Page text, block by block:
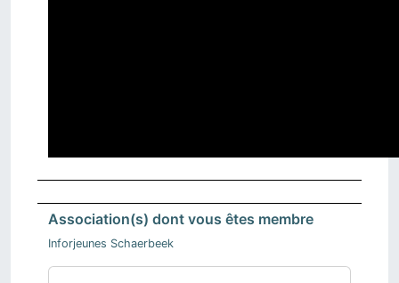
Association(s) dont vous êtes membre
Inforjeunes Schaerbeek